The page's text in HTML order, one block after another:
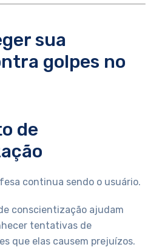
sua
golpes no
de
continua sendo o usuário.
conscientização ajudam
tentativas de
que elas causem prejuízos.